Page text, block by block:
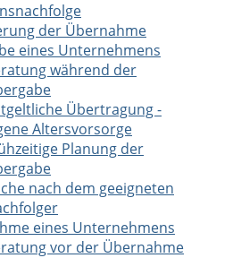
der Übernahme
eines Unternehmens
während der
Übertragung -
Altersvorsorge
Planung der
nach dem geeigneten
eines Unternehmens
vor der Übernahme